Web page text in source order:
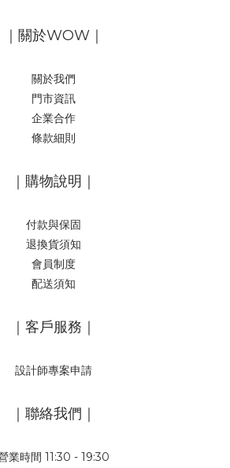
｜關於WOW｜
關於我們
門市資訊
企業合作
條款細則
｜購物說明｜
付款與保固
退換貨須知
會員制度
配送須知
｜客戶服務｜
設計師專案申請
｜聯絡我們｜
業時間 11:30 - 19:30